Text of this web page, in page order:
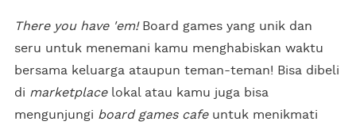
There you have 'em!Board games yang unik dan
seru untuk menemani kamu menghabiskan waktu
bersama keluarga ataupun teman-teman! Bisa dibeli
di marketplacelokal atau kamu juga bisa
mengunjungi board games cafeuntuk menikmati